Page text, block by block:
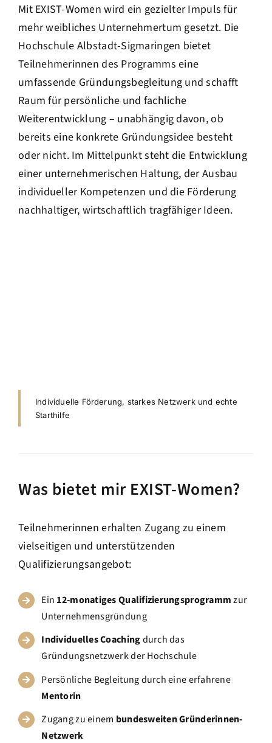
Mit EXIST-Women wird ein gezielter Impuls für
mehr weibliches Unternehmertum gesetzt. Die
Hochschule Albstadt-Sigmaringen bietet
Teilnehmerinnen des Programms eine
umfassende Gründungsbegleitung und schafft
Raum für persönliche und fachliche
Weiterentwicklung – unabhängig davon, ob
bereits eine konkrete Gründungsidee besteht
oder nicht. Im Mittelpunkt steht die Entwicklung
einer unternehmerischen Haltung, der Ausbau
individueller Kompetenzen und die Förderung
nachhaltiger, wirtschaftlich tragfähiger Ideen.
Individuelle Förderung, starkes Netzwerk und echte
Starthilfe
Was bietet mir EXIST-Women?
Teilnehmerinnen erhalten Zugang zu einem
vielseitigen und unterstützenden
Qualifizierungsangebot:
Ein 12-monatiges Qualifizierungsprogrammzur
Unternehmensgründung
Individuelles Coachingdurch das
Gründungsnetzwerk der Hochschule
Persönliche Begleitung durch eine erfahrene
Mentorin
Zugang zu einem bundesweiten Gründerinnen-
Netzwerk